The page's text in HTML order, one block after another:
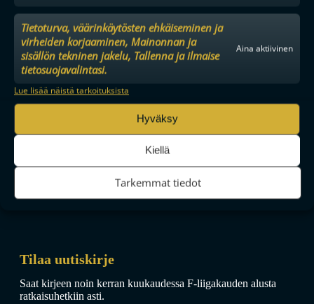
Tietoturva, väärinkäytösten ehkäiseminen ja
virheiden korjaaminen, Mainonnan ja
sisällön tekninen jakelu, Tallenna ja ilmaise
tietosuojavalintasi.
Aina aktiivinen
Lue lisää näistä tarkoituksista
Hyväksy
Kiellä
Tarkemmat tiedot
FINAALIUUSINTA PORISSA, HUIPPUPELEJÄ ESPOOSSA – F-
LIIGAN PRESEASON TARJOILEE TUHDIN KATTAUKSEN
Tilaa uutiskirje
Saat kirjeen noin kerran kuukaudessa F-liigakauden alusta
ratkaisuhetkiin asti.